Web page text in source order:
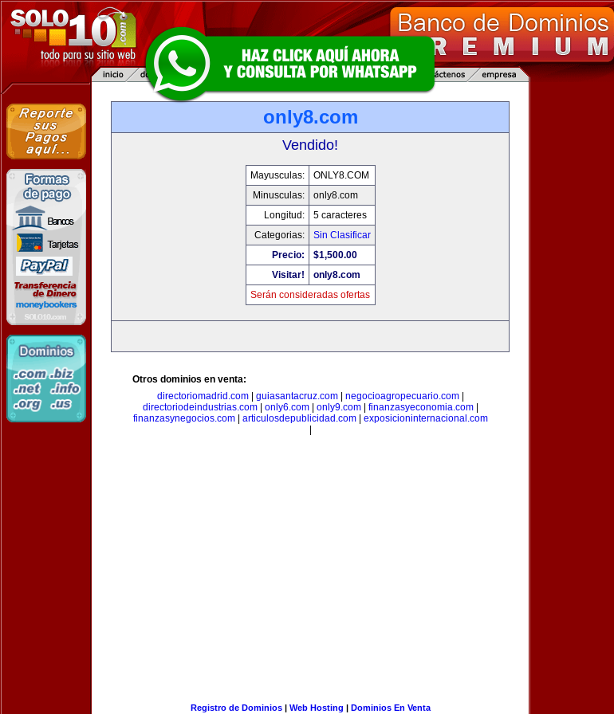
only8.com
Vendido!
Mayusculas:
ONLY8.COM
Minusculas:
only8.com
Longitud:
5 caracteres
Categorias:
Sin Clasificar
Precio:
$1,500.00
Visitar!
only8.com
Serán consideradas ofertas
Otros dominios en venta:
directoriomadrid.com| guiasantacruz.com| negocioagropecuario.com|
directoriodeindustrias.com| only6.com| only9.com| finanzasyeconomia.com|
finanzasynegocios.com| articulosdepublicidad.com| exposicioninternacional.com
Registro de Dominios| Web Hosting | Dominios En Venta